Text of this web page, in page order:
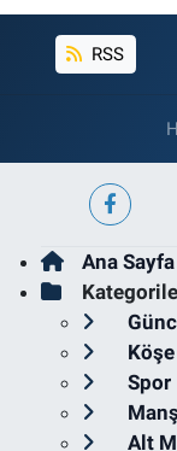
RSS
Ana Sayfa
Köşe
Spor
Alt